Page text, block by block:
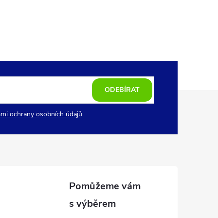
ochrany osobních údajů
ODEBÍRAT